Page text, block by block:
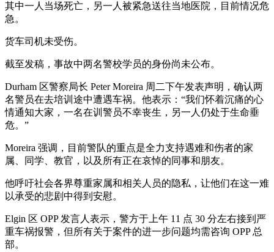
其中一人当场死亡，另一人被紧急送往当地医院，目前情况危
急。
货车司机未受伤。
截至发稿，事故中两名警校学员的身份尚未公布。
Durham 区警察局长 Peter Moreira 周二下午发表声明，确认两
名警员在去培训途中遭遇车祸。他表示：“我们怀着沉痛的心
情通知大家，一名在训警员不幸丧生，另一人仍处于生命垂
危。”
Moreira 强调，目前警队的重点是全力支持遇难和伤者的家
属、同学、教官，以及所有正在哀悼的同事和朋友。
他呼吁社会各界尊重家属和相关人员的隐私，让他们在这一难
以承受的悲剧中得到安慰。
Elgin 区 OPP 发言人表示，警方于上午 11 点 30 分左右接到严
重车祸报警，但所有关于案件的进一步问题均需咨询 OPP 总
部。